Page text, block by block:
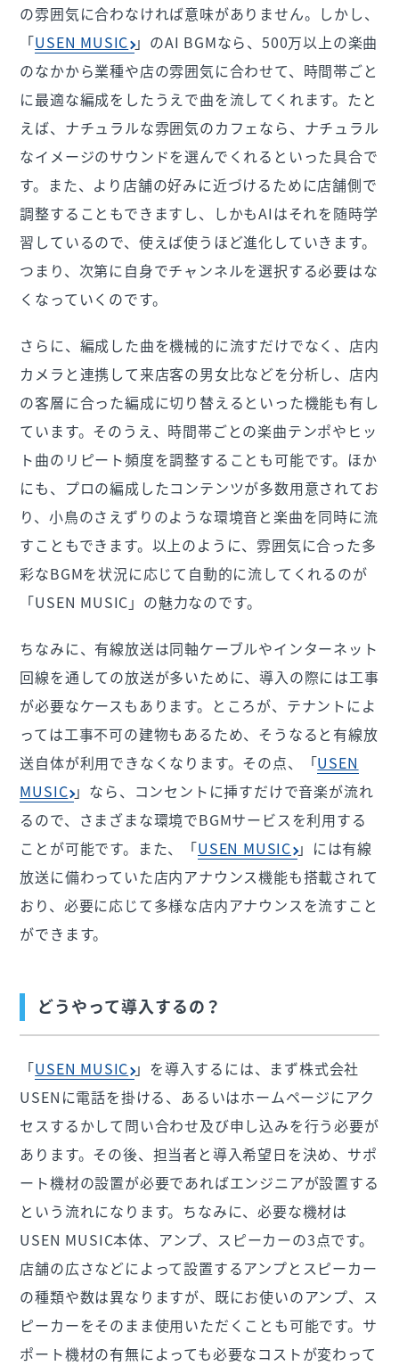
の雰囲気に合わなければ意味がありません。しかし、
「USEN MUSIC 」のAI BGMなら、500万以上の楽曲
のなかから業種や店の雰囲気に合わせて、時間帯ごと
に最適な編成をしたうえで曲を流してくれます。たと
えば、ナチュラルな雰囲気のカフェなら、ナチュラル
なイメージのサウンドを選んでくれるといった具合で
す。また、より店舗の好みに近づけるために店舗側で
調整することもできますし、しかもAIはそれを随時学
習しているので、使えば使うほど進化していきます。
つまり、次第に自身でチャンネルを選択する必要はな
くなっていくのです。
さらに、編成した曲を機械的に流すだけでなく、店内
カメラと連携して来店客の男女比などを分析し、店内
の客層に合った編成に切り替えるといった機能も有し
ています。そのうえ、時間帯ごとの楽曲テンポやヒッ
ト曲のリピート頻度を調整することも可能です。ほか
にも、プロの編成したコンテンツが多数用意されてお
り、小鳥のさえずりのような環境音と楽曲を同時に流
すこともできます。以上のように、雰囲気に合った多
彩なBGMを状況に応じて自動的に流してくれるのが
「USEN MUSIC」の魅力なのです。
ちなみに、有線放送は同軸ケーブルやインターネット
回線を通しての放送が多いために、導入の際には工事
が必要なケースもあります。ところが、テナントによ
っては工事不可の建物もあるため、そうなると有線放
送自体が利用できなくなります。その点、「USEN
MUSIC 」なら、コンセントに挿すだけで音楽が流れ
るので、さまざまな環境でBGMサービスを利用する
ことが可能です。また、「USEN MUSIC 」には有線
放送に備わっていた店内アナウンス機能も搭載されて
おり、必要に応じて多様な店内アナウンスを流すこと
ができます。
どうやって導入するの？
「USEN MUSIC 」を導入するには、まず株式会社
USENに電話を掛ける、あるいはホームページにアク
セスするかして問い合わせ及び申し込みを行う必要が
あります。その後、担当者と導入希望日を決め、サポ
ート機材の設置が必要であればエンジニアが設置する
という流れになります。ちなみに、必要な機材は
USEN MUSIC本体、アンプ、スピーカーの3点です。
店舗の広さなどによって設置するアンプとスピーカー
の種類や数は異なりますが、既にお使いのアンプ、ス
ピーカーをそのまま使用いただくことも可能です。サ
ポート機材の有無によっても必要なコストが変わって